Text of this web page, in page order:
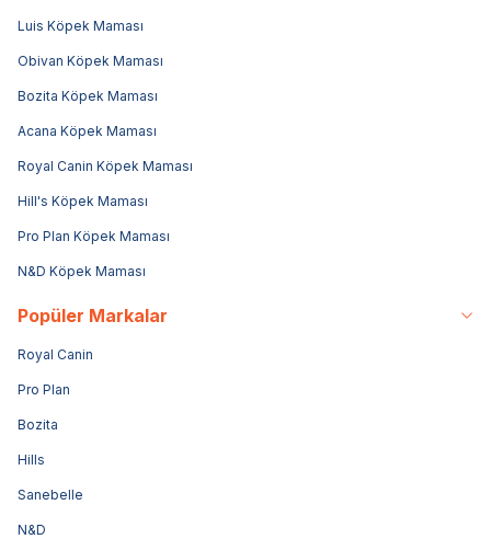
Luis Köpek Maması
Obivan Köpek Maması
Bozita Köpek Maması
Acana Köpek Maması
Royal Canin Köpek Maması
Hill's Köpek Maması
Pro Plan Köpek Maması
N&D Köpek Maması
Popüler Markalar
Royal Canin
Pro Plan
Bozita
Hills
Sanebelle
N&D